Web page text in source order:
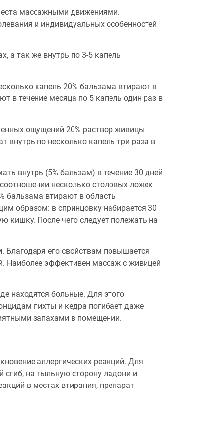
массажными движениями.
и индивидуальных особенностей
а так же внутрь по 3-5 капель
капель 20% бальзама втирают в
в течение месяца по 5 капель один раз в
ощущений 20% раствор живицы
внутрь по несколько капель три раза в
внутрь (5% бальзам) в течение 30 дней
несколько столовых ложек
бальзама втирают в область
образом: в спринцовку набирается 30
кишку. После чего следует полежать на
. Благодаря его свойствам повышается
Наиболее эффективен массаж с живицей
находятся больные. Для этого
пихты и кедра погибает даже
запахами в помещении.
аллергических реакций. Для
сгиб, на тыльную сторону ладони и
в местах втирания, препарат